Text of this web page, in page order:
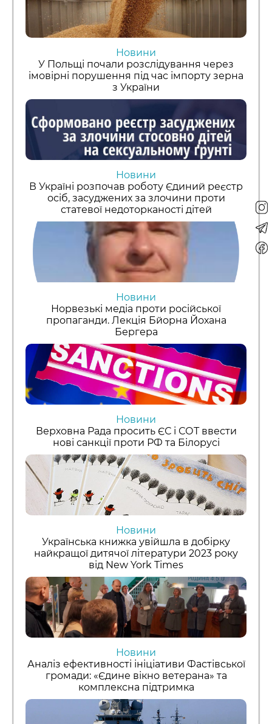
Новини
У Польщі почали розслідування через
імовірні порушення під час імпорту зерна
з України
Новини
В Україні розпочав роботу Єдиний реєстр
осіб, засуджених за злочини проти
статевої недоторканості дітей
Новини
Норвезькі медіа проти російської
пропаганди. Лекція Бйорна Йохана
Бергера
Новини
Верховна Рада просить ЄС і СОТ ввести
нові санкції проти РФ та Білорусі
Новини
Українська книжка увійшла в добірку
найкращої дитячої літератури 2023 року
від New York Times
Новини
Аналіз ефективності ініціативи Фастівської
громади: «Єдине вікно ветерана» та
комплексна підтримка